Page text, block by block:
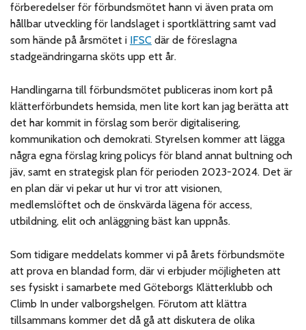
förberedelser för förbundsmötet hann vi även prata om
hållbar utveckling för landslaget i sportklättring samt vad
som hände på årsmötet i IFSC där de föreslagna
stadgeändringarna sköts upp ett år.
Handlingarna till förbundsmötet publiceras inom kort på
klätterförbundets hemsida, men lite kort kan jag berätta att
det har kommit in förslag som berör digitalisering,
kommunikation och demokrati. Styrelsen kommer att lägga
några egna förslag kring policys för bland annat bultning och
jäv, samt en strategisk plan för perioden 2023-2024. Det är
en plan där vi pekar ut hur vi tror att visionen,
medlemslöftet och de önskvärda lägena för access,
utbildning, elit och anläggning bäst kan uppnås.
Som tidigare meddelats kommer vi på årets förbundsmöte
att prova en blandad form, där vi erbjuder möjligheten att
ses fysiskt i samarbete med Göteborgs Klätterklubb och
Climb In under valborgshelgen. Förutom att klättra
tillsammans kommer det då gå att diskutera de olika